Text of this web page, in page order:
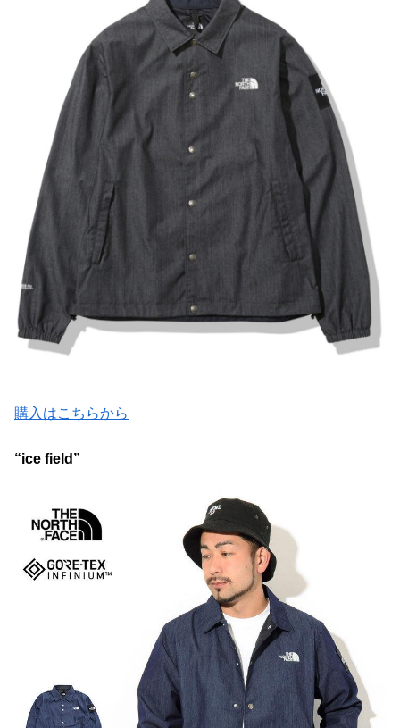
購入はこちらから
“ice field”